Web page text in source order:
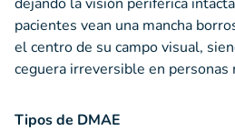
pacientes vean una mancha
el centro de su campo visual,
ceguera irreversible en personas
Tipos de DMAE